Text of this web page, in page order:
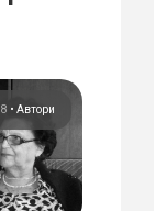
• Автори